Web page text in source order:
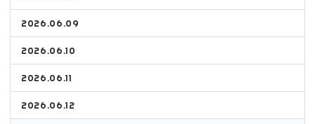
2026.06.09
2026.06.10
2026.06.11
2026.06.12